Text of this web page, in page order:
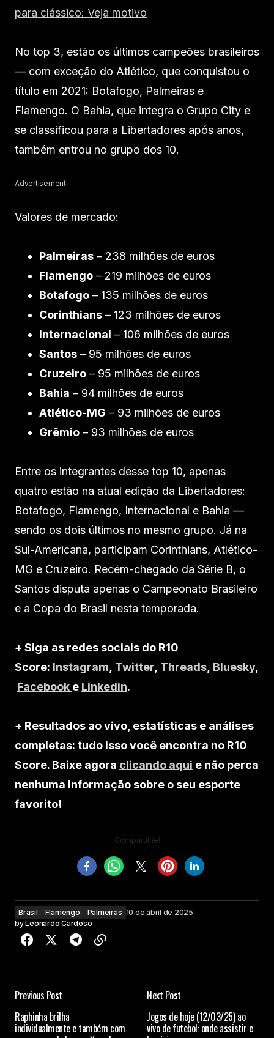
para clássico: Veja motivo
No top 3, estão os últimos campeões brasileiros
— com exceção do Atlético, que conquistou o
título em 2021: Botafogo, Palmeiras e
Flamengo. O Bahia, que integra o Grupo City e
se classificou para a Libertadores após anos,
também entrou no grupo dos 10.
Advertisement
Valores de mercado:
Palmeiras – 238 milhões de euros
Flamengo – 219 milhões de euros
Botafogo – 135 milhões de euros
Corinthians – 123 milhões de euros
Internacional – 106 milhões de euros
Santos – 95 milhões de euros
Cruzeiro – 95 milhões de euros
Bahia – 94 milhões de euros
Atlético-MG – 93 milhões de euros
Grêmio – 93 milhões de euros
Entre os integrantes desse top 10, apenas
quatro estão na atual edição da Libertadores:
Botafogo, Flamengo, Internacional e Bahia —
sendo os dois últimos no mesmo grupo. Já na
Sul-Americana, participam Corinthians, Atlético-
MG e Cruzeiro. Recém-chegado da Série B, o
Santos disputa apenas o Campeonato Brasileiro
e a Copa do Brasil nesta temporada.
+ Siga as redes sociais do R10
Score: Instagram Twitter Threads Bluesky,
Facebook e Linkedin.
+ Resultados ao vivo, estatísticas e análises
completas: tudo isso você encontra no R10
Score. Baixe agora clicando aqui e não perca
nenhuma informação sobre o seu esporte
favorito!
Compartilhe!
Brasil Flamengo Palmeiras 10 de abril de 2025
byLeonardo Cardoso
Previous Post
Raphinha brilha
individualmente e também com
Next Post
Jogos de hoje (12/03/25) ao
vivo de futebol: onde assistir e